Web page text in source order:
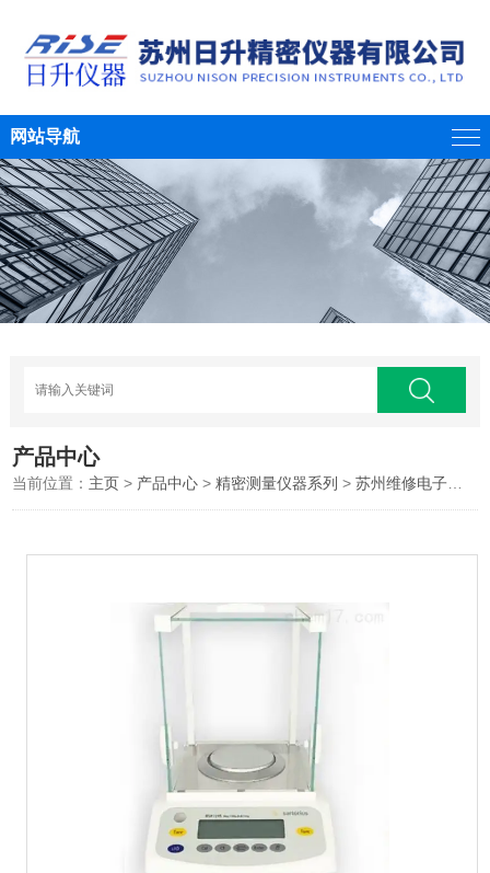
网站导航
产品中心
当前位置： 主页 > 产品中心 >精密测量仪器系列 >苏州维修电子天平